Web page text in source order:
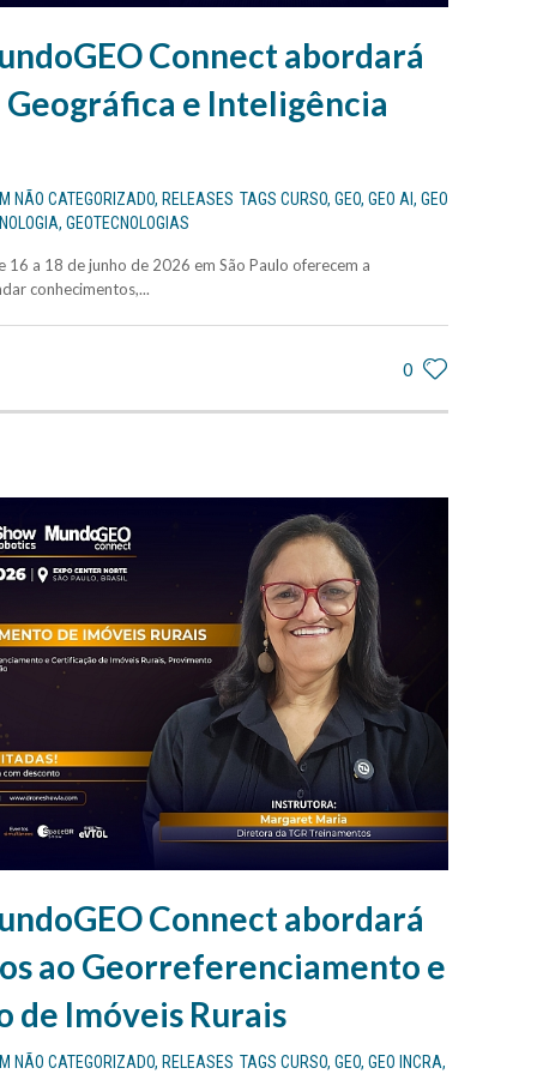
Connect abordará
e Inteligência
NÃO CATEGORIZADO, RELEASES TAGS CURSO, GEO, GEO AI , GEO
, GEOTECNOLOGIAS
16 a 18 de junho de 2026 em São Paulo oferecem a
conhecimentos,...
0
Connect abordará
ao Georreferenciamento e
de Imóveis Rurais
NÃO CATEGORIZADO, RELEASES TAGS CURSO, GEO, GEO INCRA,